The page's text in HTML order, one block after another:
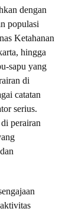
dengan
populasi
Ketahanan
hingga
sapu yang
di
catatan
serius.
perairan